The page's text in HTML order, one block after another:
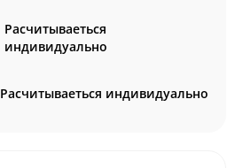
Расчитываеться
индивидуально
Расчитываеться индивидуально